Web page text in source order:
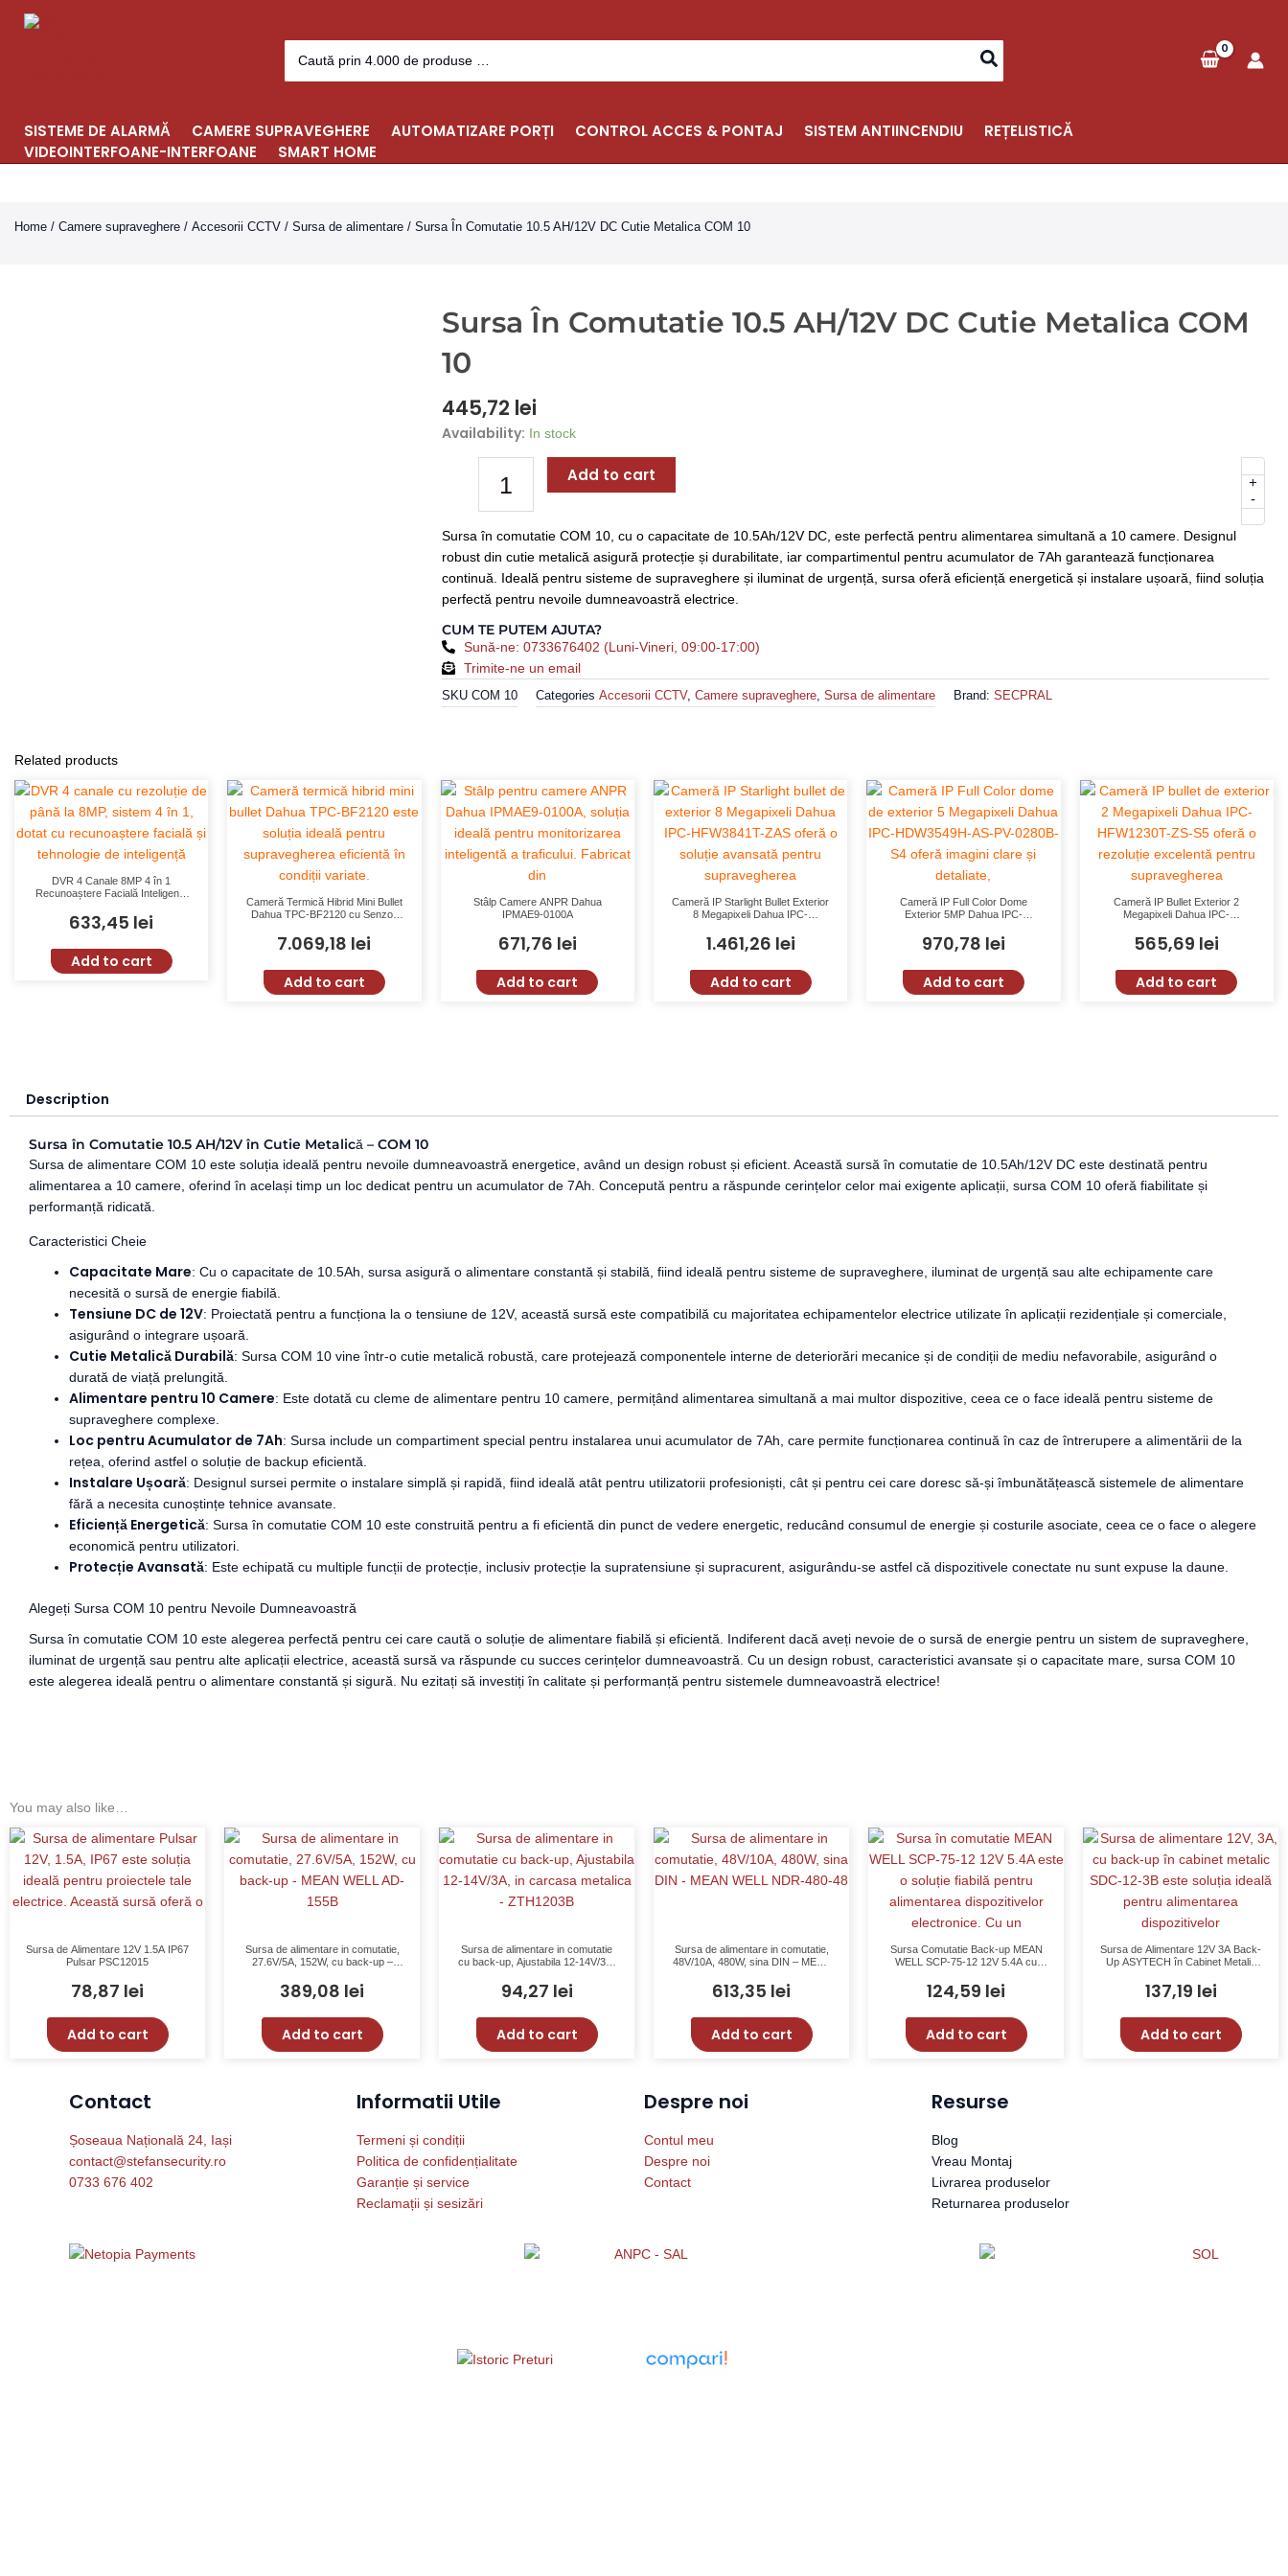
Search
for:
SISTEME DE ALARMĂ CAMERE SUPRAVEGHERE AUTOMATIZARE PORȚI CONTROL ACCES & PONTAJ SISTEM ANTIINCENDIU
REȚELISTICĂ
VIDEOINTERFOANE-INTERFOANE
SMART HOME
Home / Camere supraveghere / Accesorii CCTV / Sursa de alimentare / Sursa În Comutatie 10.5 AH/12V DC Cutie Metalica COM 10
Sursa În Comutatie 10.5 AH/12V DC Cutie Metalica COM
10
445,72 lei
Availability: In stock
-
Sursa
AH/12V
DC
Cutie
Metalica
COM
10
quantity
+
Add to cart
Sursa în comutatie COM 10, cu o capacitate de 10.5Ah/12V DC, este perfectă pentru alimentarea simultană a 10 camere. Designul
robust din cutie metalică asigură protecție și durabilitate, iar compartimentul pentru acumulator de 7Ah garantează funcționarea
continuă. Ideală pentru sisteme de supraveghere și iluminat de urgență, sursa oferă eficiență energetică și instalare ușoară, fiind soluția
perfectă pentru nevoile dumneavoastră electrice.
CUM TE PUTEM AJUTA?
Sună-ne: 0733676402 (Luni-Vineri, 09:00-17:00)
Trimite-ne un email
SKUCOM 10 Categories Accesorii CCTV,Camere supraveghere,Sursa de alimentare Brand:SECPRAL
Related products
DVR 4 Canale 8MP 4 în 1
Recunoaștere Facială Inteligență
4KL-I3
633,45 lei
Add to cart
Cameră Termică Hibrid Mini Bullet
Dahua TPC-BF2120 cu Senzor
1mm, Distanță Detecție 200m
7.069,18 lei
Add to cart
Stâlp Camere ANPR Dahua
IPMAE9-0100A
671,76 lei
Add to cart
Cameră IP Starlight Bullet Exterior
8 Megapixeli Dahua IPC-
Lentilă Varifocală și IR 60m
1.461,26 lei
Add to cart
Cameră IP Full Color Dome
Exterior 5MP Dahua IPC-
WDR 120dB și Iluminare Minimă
0.003 Lux
970,78 lei
Add to cart
Cameră IP Bullet Exterior 2
Megapixeli Dahua IPC-
50m, Zoom Motorizat, IP67
565,69 lei
Add to cart
Description
Sursa în Comutatie 10.5 AH/12V în Cutie Metalică – COM 10
Sursa de alimentare COM 10 este soluția ideală pentru nevoile dumneavoastră energetice, având un design robust și eficient. Această sursă în comutatie de 10.5Ah/12V DC este destinată pentru
alimentarea a 10 camere, oferind în același timp un loc dedicat pentru un acumulator de 7Ah. Concepută pentru a răspunde cerințelor celor mai exigente aplicații, sursa COM 10 oferă fiabilitate și
performanță ridicată.
Caracteristici Cheie
Capacitate Mare: Cu o capacitate de 10.5Ah, sursa asigură o alimentare constantă și stabilă, fiind ideală pentru sisteme de supraveghere, iluminat de urgență sau alte echipamente care
necesită o sursă de energie fiabilă.
Tensiune DC de 12V: Proiectată pentru a funcționa la o tensiune de 12V, această sursă este compatibilă cu majoritatea echipamentelor electrice utilizate în aplicații rezidențiale și comerciale,
asigurând o integrare ușoară.
Cutie Metalică Durabilă: Sursa COM 10 vine într-o cutie metalică robustă, care protejează componentele interne de deteriorări mecanice și de condiții de mediu nefavorabile, asigurând o
durată de viață prelungită.
Alimentare pentru 10 Camere: Este dotată cu cleme de alimentare pentru 10 camere, permițând alimentarea simultană a mai multor dispozitive, ceea ce o face ideală pentru sisteme de
supraveghere complexe.
Loc pentru Acumulator de 7Ah: Sursa include un compartiment special pentru instalarea unui acumulator de 7Ah, care permite funcționarea continuă în caz de întrerupere a alimentării de la
rețea, oferind astfel o soluție de backup eficientă.
Instalare Ușoară: Designul sursei permite o instalare simplă și rapidă, fiind ideală atât pentru utilizatorii profesioniști, cât și pentru cei care doresc să-și îmbunătățească sistemele de alimentare
fără a necesita cunoștințe tehnice avansate.
Eficiență Energetică: Sursa în comutatie COM 10 este construită pentru a fi eficientă din punct de vedere energetic, reducând consumul de energie și costurile asociate, ceea ce o face o alegere
economică pentru utilizatori.
Protecție Avansată: Este echipată cu multiple funcții de protecție, inclusiv protecție la supratensiune și supracurent, asigurându-se astfel că dispozitivele conectate nu sunt expuse la daune.
Alegeți Sursa COM 10 pentru Nevoile Dumneavoastră
Sursa în comutatie COM 10 este alegerea perfectă pentru cei care caută o soluție de alimentare fiabilă și eficientă. Indiferent dacă aveți nevoie de o sursă de energie pentru un sistem de supraveghere,
iluminat de urgență sau pentru alte aplicații electrice, această sursă va răspunde cu succes cerințelor dumneavoastră. Cu un design robust, caracteristici avansate și o capacitate mare, sursa COM 10
este alegerea ideală pentru o alimentare constantă și sigură. Nu ezitați să investiți în calitate și performanță pentru sistemele dumneavoastră electrice!
You may also like…
Sursa de Alimentare 12V 1.5A IP67
Pulsar PSC12015
78,87 lei
Add to cart
Sursa de alimentare in comutatie,
27.6V/5A, 152W, cu back-up –
389,08 lei
Add to cart
Sursa de alimentare in comutatie
cu back-up, Ajustabila 12-14V/3A,
94,27 lei
Add to cart
Sursa de alimentare in comutatie,
48V/10A, 480W, sina DIN – MEAN
613,35 lei
Add to cart
Sursa Comutatie Back-up MEAN
WELL SCP-75-12 12V 5.4A cu
124,59 lei
Add to cart
Sursa de Alimentare 12V 3A Back-
Up ASYTECH în Cabinet Metalic
137,19 lei
Add to cart
Contact
Șoseaua Națională 24, Iași
contact@stefansecurity.ro
0733 676 402
Informatii Utile
Termeni și condiții
Politica de confidențialitate
Garanție și service
Reclamații și sesizări
Despre noi
Contul meu
Despre noi
Contact
Resurse
Blog
Vreau Montaj
Livrarea produselor
Returnarea produselor